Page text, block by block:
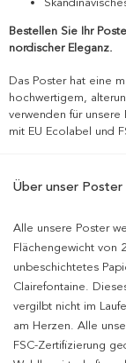
Bestellen Sie Ihr
nordischer Eleganz.
Das Poster hat eine
hochwertigem,
verwenden für unsere
mit EU Ecolabel und
Über unser Poster
Alle unsere Poster
Flächengewicht von
unbeschichtetes
Clairefontaine.
vergilbt nicht im
am Herzen. Alle
FSC-Zertifizierung